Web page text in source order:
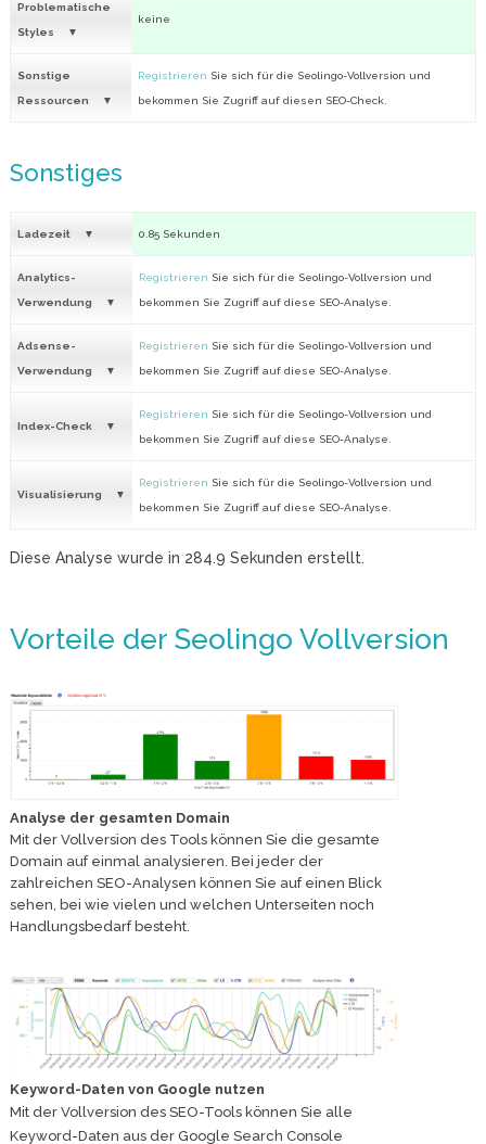
Problematische
Styles
keine
Sonstige
Ressourcen
Registrieren Sie sich für die Seolingo-Vollversion und
bekommen Sie Zugriff auf diesen SEO-Check.
Sonstiges
Ladezeit 0.85 Sekunden
Analytics-
Verwendung
Registrieren Sie sich für die Seolingo-Vollversion und
bekommen Sie Zugriff auf diese SEO-Analyse.
Adsense-
Verwendung
Registrieren Sie sich für die Seolingo-Vollversion und
bekommen Sie Zugriff auf diese SEO-Analyse.
Index-Check
Registrieren Sie sich für die Seolingo-Vollversion und
bekommen Sie Zugriff auf diese SEO-Analyse.
Visualisierung
Registrieren Sie sich für die Seolingo-Vollversion und
bekommen Sie Zugriff auf diese SEO-Analyse.
Diese Analyse wurde in 284.9 Sekunden erstellt.
Vorteile der Seolingo Vollversion
Analyse der gesamten Domain
Mit der Vollversion des Tools können Sie die gesamte
Domain auf einmal analysieren. Bei jeder der
zahlreichen SEO-Analysen können Sie auf einen Blick
sehen, bei wie vielen und welchen Unterseiten noch
Handlungsbedarf besteht.
Keyword-Daten von Google nutzen
Mit der Vollversion des SEO-Tools können Sie alle
Keyword-Daten aus der Google Search Console